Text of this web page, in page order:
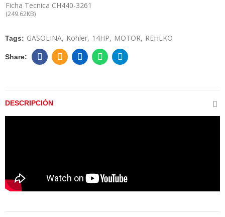
Ficha Tecnica CH440-3261
(249.62KB)
Tags: GASOLINA Kohler 14HP MOTOR REHLKO
DESCRIPCIÓN